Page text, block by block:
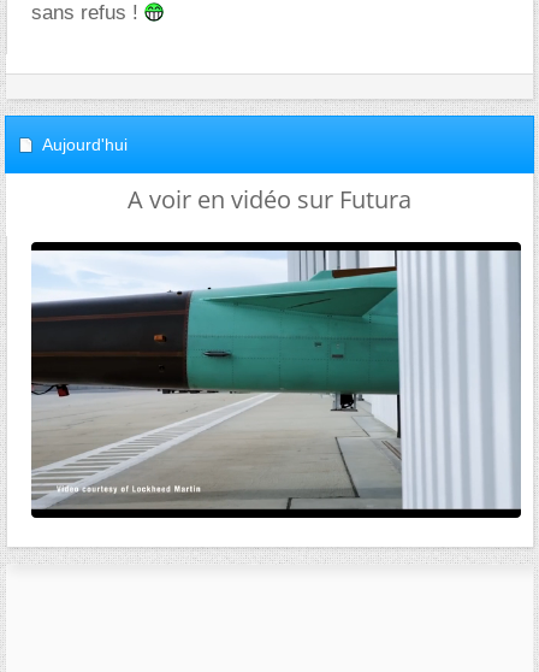
sans refus !
Aujourd'hui
A voir en vidéo sur Futura